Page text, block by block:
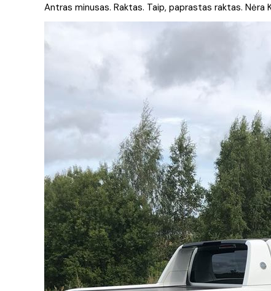
Antras minusas. Raktas. Taip, paprastas raktas.